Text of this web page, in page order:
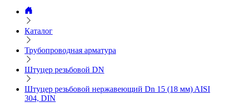
Каталог
Трубопроводная арматура
Штуцер резьбовой DN
Штуцер резьбовой нержавеющий Dn 15 (18 мм) AISI
304, DIN